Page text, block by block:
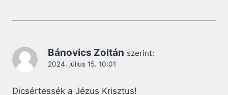
Bánovics Zoltán szerint:
2024. július 15. 10:01
Dicsértessék a Jézus Krisztus!